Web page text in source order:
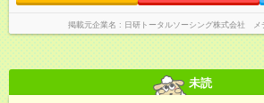
掲載元企業名 日研トータルソーシング株式会社 メ
未読